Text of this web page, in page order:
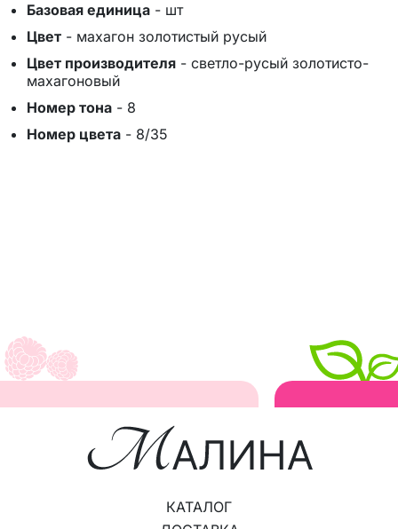
Базовая единица - шт
Цвет - махагон золотистый русый
Цвет производителя - светло-русый золотисто-
махагоновый
Номер тона - 8
Номер цвета - 8/35
КАТАЛОГ